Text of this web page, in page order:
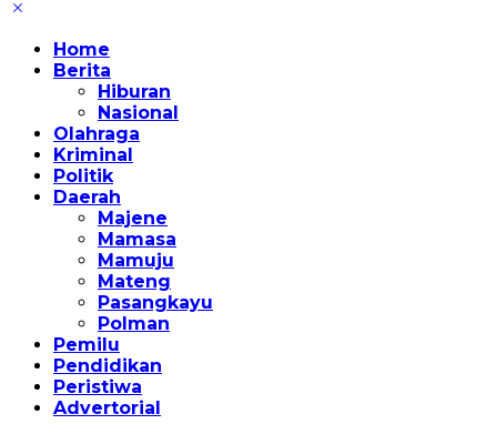
Home
Berita
Hiburan
Nasional
Olahraga
Kriminal
Politik
Daerah
Majene
Mamasa
Mamuju
Mateng
Pasangkayu
Polman
Pemilu
Pendidikan
Peristiwa
Advertorial